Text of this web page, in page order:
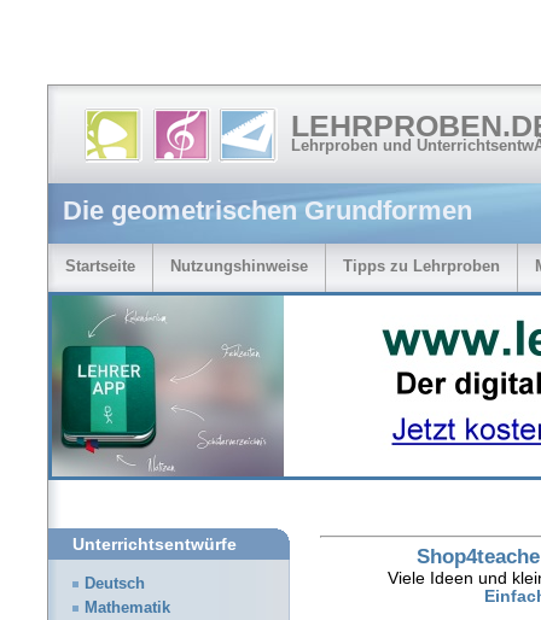
Lehrproben und
Die geometrischen Grundformen
Startseite Nutzungshinweise Tipps zu Lehrproben
Viele Ideen und
Unterrichtsentwürfe
Deutsch
Mathematik